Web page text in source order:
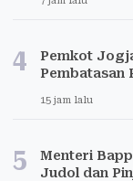
4
Pemkot
Pembatasan
15 jam lalu
5
Menteri
Judol dan